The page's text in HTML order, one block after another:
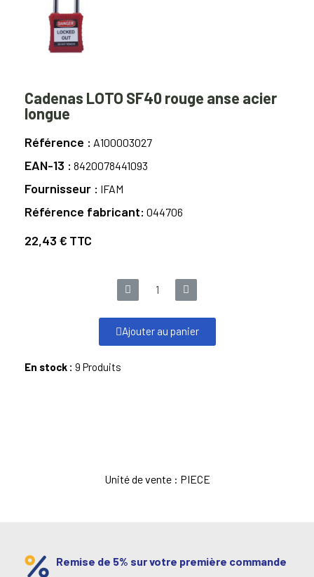
Cadenas LOTO SF40 rouge anse acier
longue
Référence A100003027
EAN-13 8420078441093
Fournisseur IFAM
Référence fabricant 044706
22,43 € TTC
Ajouter au panier
En stock : 9 Produits
Unité de vente : PIECE
Remise de 5% sur votre première commande